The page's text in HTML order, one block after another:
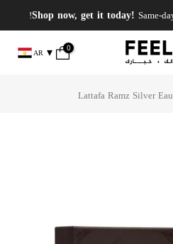
Same-
0
AR
Lattafa Ramz Silver